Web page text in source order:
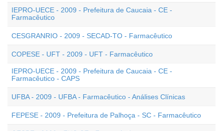
IEPRO-UECE - 2009 - Prefeitura de Caucaia - CE -
Farmacêutico
CESGRANRIO - 2009 - SECAD-TO - Farmacêutico
COPESE - UFT - 2009 - UFT - Farmacêutico
IEPRO-UECE - 2009 - Prefeitura de Caucaia - CE -
Farmacêutico - CAPS
UFBA - 2009 - UFBA - Farmacêutico - Análises Clínicas
FEPESE - 2009 - Prefeitura de Palhoça - SC - Farmacêutico